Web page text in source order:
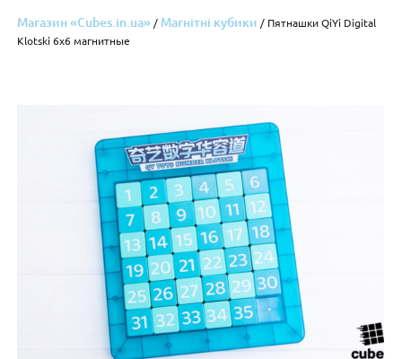
Магазин «Cubes.in.ua» / Магнітні кубики / Пятнашки QiYi Digital
Klotski 6х6 магнитные